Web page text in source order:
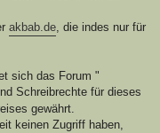
akbab.de, die indes nur für
sich das Forum "
Schreibrechte für dieses
gewährt.
keinen Zugriff haben,